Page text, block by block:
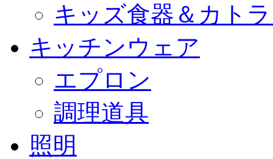
キッズ食器＆カト
キッチンウェア
エプロン
調理道具
照明